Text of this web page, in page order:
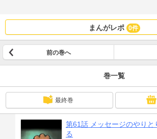
まんがレポ 0件
前の巻へ
巻一覧
最終巻
第61話 メッセージのやりと
る